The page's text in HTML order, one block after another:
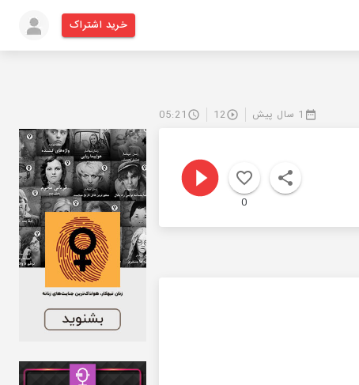
خرید اشتراک
1 سال پیش 12
05:21
0